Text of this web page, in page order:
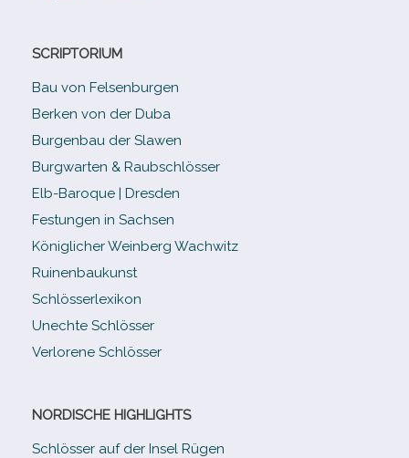
SCRIPTORIUM
Bau von Felsenburgen
Berken von der Duba
Burgenbau der Slawen
Burgwarten & Raubschlösser
Elb-​Baroque | Dresden
Festungen in Sachsen
Königlicher Weinberg Wachwitz
Ruinenbaukunst
Schlösserlexikon
Unechte Schlösser
Verlorene Schlösser
NORDISCHE HIGHLIGHTS
Schlösser auf der Insel Rügen